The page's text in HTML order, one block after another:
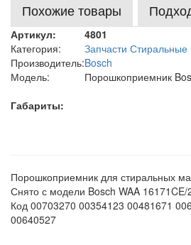
Похожие товары
Артикул:
4801
Категория:
Запчасти
Производитель:Bosch
Модель:
Порошкоприемник
Габариты:
Порошкоприемник для стиральных
Снято с модели Bosch WAA 16171CE/
Код 00703270 00354123 00481671
00640527